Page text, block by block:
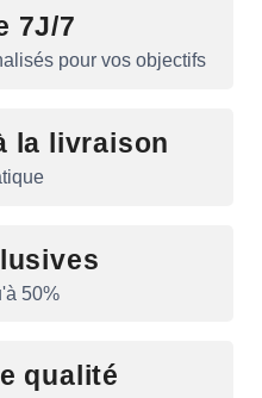
7J/7
pour vos objectifs
la livraison
50%
qualité